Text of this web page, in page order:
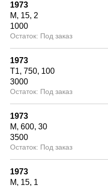
1973
М
15 2
1000
Под заказ
1973
Т1 750 100
3000
Под заказ
1973
М 600 30
3500
Под заказ
1973
М
15 1